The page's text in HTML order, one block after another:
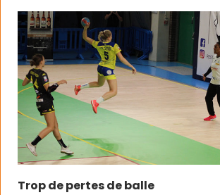
Trop de pertes de balle